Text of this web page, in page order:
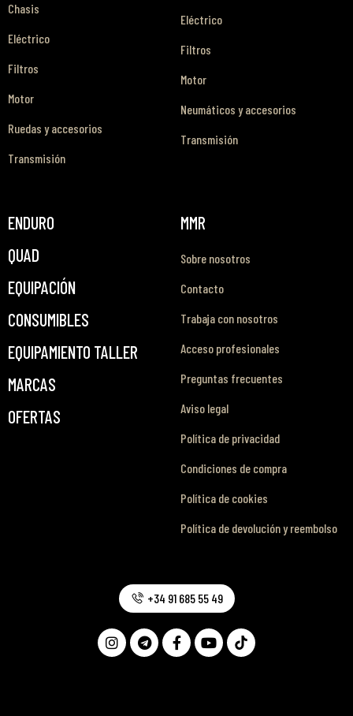
Chasis
Eléctrico
Filtros
Motor
Ruedas y accesorios
Transmisión
Eléctrico
Filtros
Motor
Neumáticos y accesorios
Transmisión
ENDURO
QUAD
EQUIPACIÓN
CONSUMIBLES
EQUIPAMIENTO TALLER
MARCAS
OFERTAS
MMR
Sobre nosotros
Contacto
Trabaja con nosotros
Acceso profesionales
Preguntas frecuentes
Aviso legal
Política de privacidad
Condiciones de compra
Política de cookies
Política de devolución y reembolso
+34 91 685 55 49